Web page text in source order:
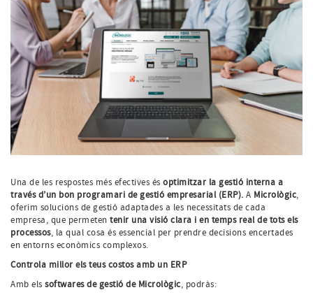
Una de les respostes més efectives és optimitzar la gestió interna a
través d’un bon programari de gestió empresarial (ERP). A Micrològic,
oferim solucions de gestió adaptades a les necessitats de cada
empresa, que permeten tenir una visió clara i en temps real de tots els
processos, la qual cosa és essencial per prendre decisions encertades
en entorns econòmics complexos.
Controla millor els teus costos amb un ERP
Amb els softwares de gestió de Micrològic, podràs: